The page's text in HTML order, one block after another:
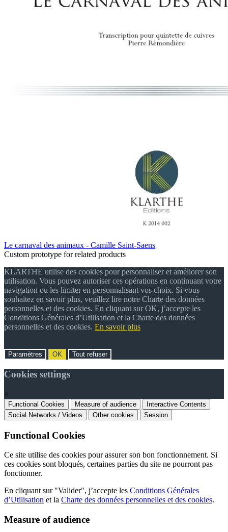
Le carnaval des animaux - Camille Saint-Saens
Custom prototype for related products
KLARTHE utilise des cookies pour personnaliser et améliorer son
utilisation. Vous pouvez autoriser ces opérations en continuant votre
navigation ou les limiter en personnalisant vos choix. Si vous
souhaitez en savoir plus, veuillez lire notre Charte des données
personnelles et des cookies. En cliquant sur OK, j’accepte les
Conditions Générales d’Utilisation et la Charte des données
personnelles et des cookies. En savoir plus
Paramètres OK Tout refuser
Cookies settings
×
Functional Cookies Measure of audience
Interactive Contents
Social Networks / Videos
Other cookies Session
Functional Cookies
Ce site utilise des cookies pour assurer son bon fonctionnement. Si
ces cookies sont bloqués, certaines parties du site ne pourront pas
fonctionner.
En cliquant sur "Valider", j’accepte les Conditions Générales
d’Utilisation et la Charte des données personnelles et des cookies.
Measure of audience